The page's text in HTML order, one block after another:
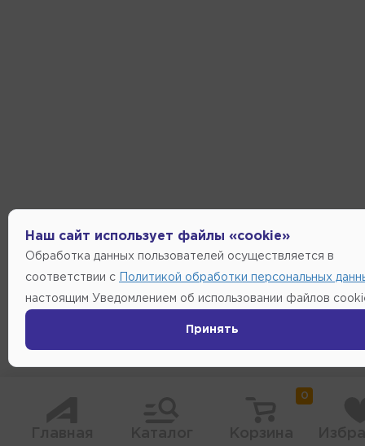
0
Наш сайт использует файлы «cookie»
Обработка данных пользователей осуществляется в
соответствии с Политикой обработки персональных
настоящим Уведомлением об использовании файлов
Принять